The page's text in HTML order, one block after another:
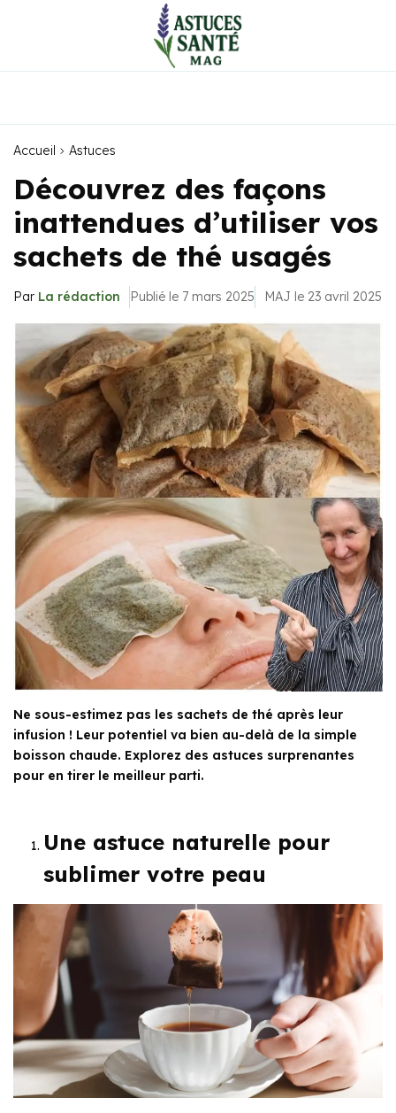
Accueil Astuces
Découvrez des façons
inattendues d’utiliser vos
sachets de thé usagés
Par La rédaction Publié le 7 mars 2025 MAJ le 23 avril 2025
Ne sous-estimez pas les sachets de thé après leur
infusion ! Leur potentiel va bien au-delà de la simple
boisson chaude. Explorez des astuces surprenantes
pour en tirer le meilleur parti.
Une astuce naturelle pour
sublimer votre peau